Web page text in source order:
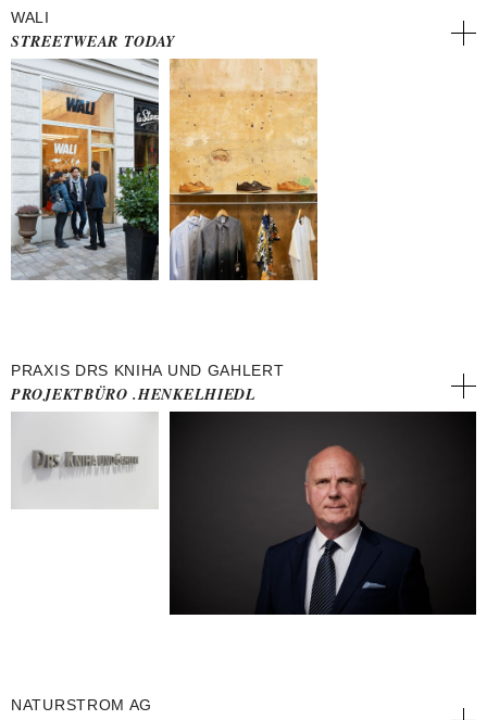
WALI
STREETWEAR TODAY
PRAXIS DRS KNIHA UND GAHLERT
PROJEKTBÜRO .HENKELHIEDL
NATURSTROM AG